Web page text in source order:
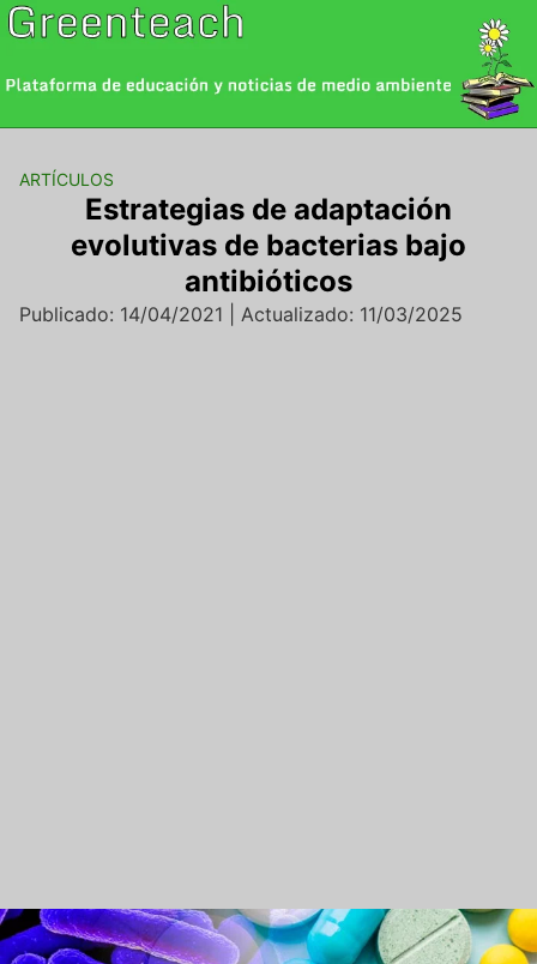
Saltar
al
ARTÍCULOS
Estrategias de adaptación
evolutivas de bacterias bajo
antibióticos
Publicado: 14/04/2021 | Actualizado: 11/03/2025